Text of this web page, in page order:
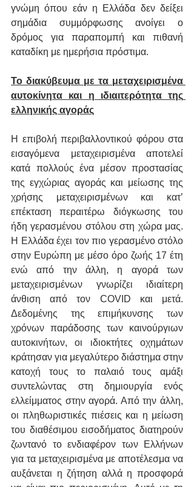
γνώμη όπου εάν η Ελλάδα δεν δείξει
σημάδια συμμόρφωσης ανοίγει ο
δρόμος για παραπομπή και πιθανή
καταδίκη με ημερήσια πρόστιμα.
Το διακύβευμα με τα μεταχειρισμένα
αυτοκίνητα και η ιδιαιτερότητα της
ελληνικής αγοράς
Η επιβολή περιβαλλοντικού φόρου στα
εισαγόμενα μεταχειρισμένα αποτελεί
κατά πολλούς ένα μέσον προστασίας
της εγχώριας αγοράς και μείωσης της
χρήσης μεταχειρισμένων και κατ’
επέκταση περαιτέρω διόγκωσης του
ήδη γερασμένου στόλου στη χώρα μας.
Η Ελλάδα έχει τον πιο γερασμένο στόλο
στην Ευρώπη με μέσο όρο ζωής 17 έτη
ενώ από την άλλη, η αγορά των
μεταχειρισμένων γνωρίζει ιδιαίτερη
άνθιση από τον COVID και μετά.
Δεδομένης της επιμήκυνσης των
χρόνων παράδοσης των καινούργιων
αυτοκινήτων, οι ιδιοκτήτες οχημάτων
κράτησαν για μεγαλύτερο διάστημα στην
κατοχή τους το παλαιό τους αμάξι
συντελώντας στη δημιουργία ενός
ελλείμματος στην αγορά. Από την άλλη,
οι πληθωριστικές πιέσεις και η μείωση
του διαθέσιμου εισοδήματος διατηρούν
ζωντανό το ενδιαφέρον των Ελλήνων
για τα μεταχειρισμένα με αποτέλεσμα να
αυξάνεται η ζήτηση αλλά η προσφορά